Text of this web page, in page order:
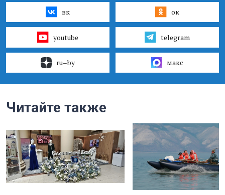
вк ок
youtube telegram
ru–by макс
Читайте также